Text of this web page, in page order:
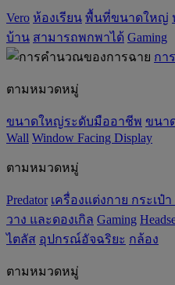
Vero ห้องเรียน พื้นที่ขนาดใหญ่
บ้าน สามารถพกพาได้ Gaming
กา
ตามหมวดหมู่
ขนาดใหญ่ระดับมืออาชีพ ขนา
Wall Window Facing Display
ตามหมวดหมู่
Predator เครื่องแต่งกาย กระเป๋
วาง และดองเกิล Gaming
ไตลัส อุปกรณ์อัจฉริยะ กล้อง
ตามหมวดหมู่